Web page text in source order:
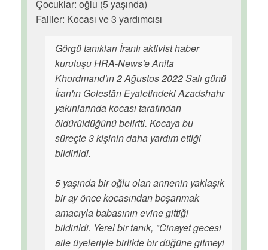
Çocuklar: oğlu (5 yaşında)
Failler: Kocası ve 3 yardımcısı
Görgü tanıkları İranlı aktivist haber
kuruluşu HRA-News'e Anita
Khordmand'ın 2 Ağustos 2022 Salı günü
İran'ın Golestān Eyaletindeki Azadshahr
yakınlarında kocası tarafından
öldürüldüğünü belirtti. Kocaya bu
süreçte 3 kişinin daha yardım ettiği
bildirildi.
5 yaşında bir oğlu olan annenin yaklaşık
bir ay önce kocasından boşanmak
amacıyla babasının evine gittiği
bildirildi. Yerel bir tanık, "Cinayet gecesi
aile üyeleriyle birlikte bir düğüne gitmeyi